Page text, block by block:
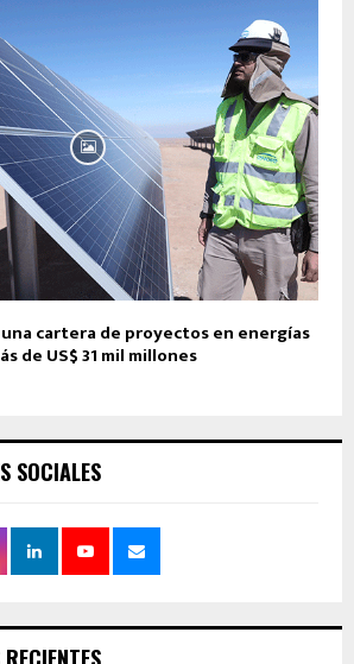
una cartera de proyectos en energías
de US$ 31 mil millones
SOCIALES